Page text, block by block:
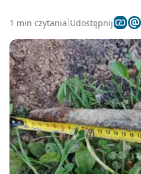
1 min czytania Udostępnij